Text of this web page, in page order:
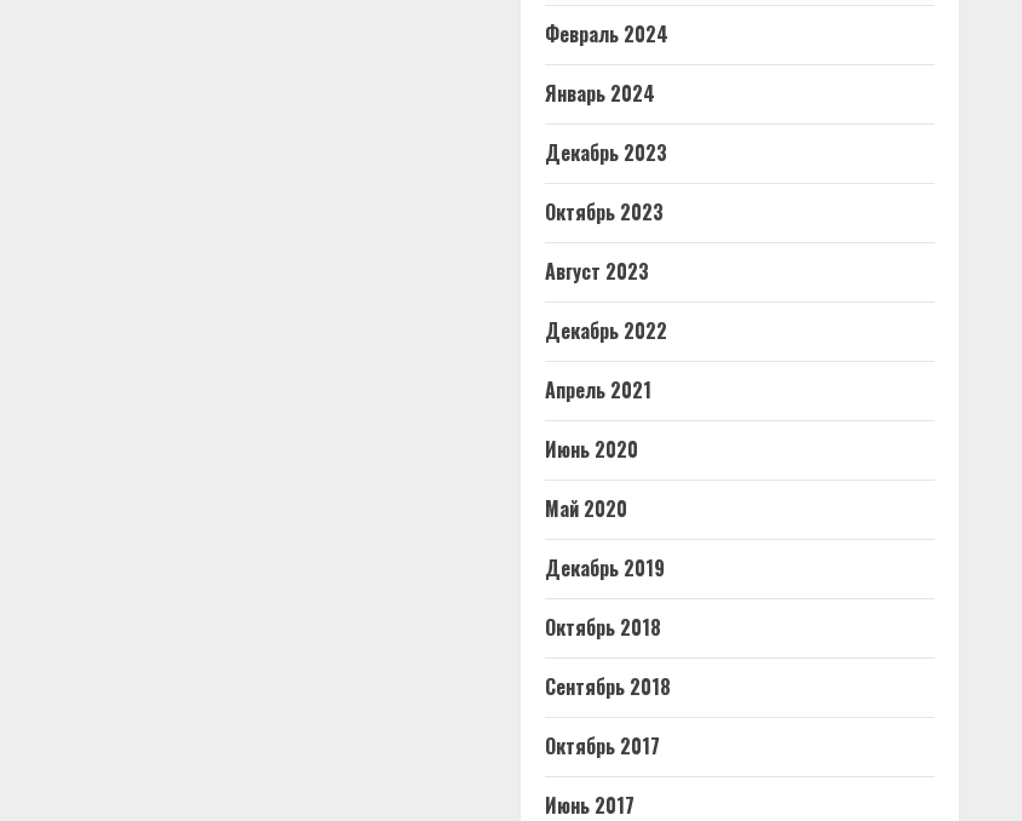
Февраль 2024
Январь 2024
Декабрь 2023
Октябрь 2023
Август 2023
Декабрь 2022
Апрель 2021
Июнь 2020
Май 2020
Декабрь 2019
Октябрь 2018
Сентябрь 2018
Октябрь 2017
Июнь 2017